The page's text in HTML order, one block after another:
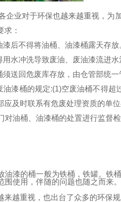
企业对于环保也越来越重视， 为
：
后不得将油桶、油漆桶露天存放
水冲洗导致废油、废油漆流进水
送回危废库存放，由仓管部统
油漆桶的规定:(1)空废油桶不得
及时联系有危废处理资质的单位
对油桶、油漆桶的处置进行监督
油漆的桶一般为铁桶，铁罐。铁
围使用，伴随的问题也随之而来
越重视，也出台了众多的环保